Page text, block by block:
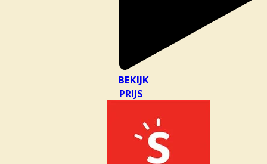
BEKIJK
PRIJS